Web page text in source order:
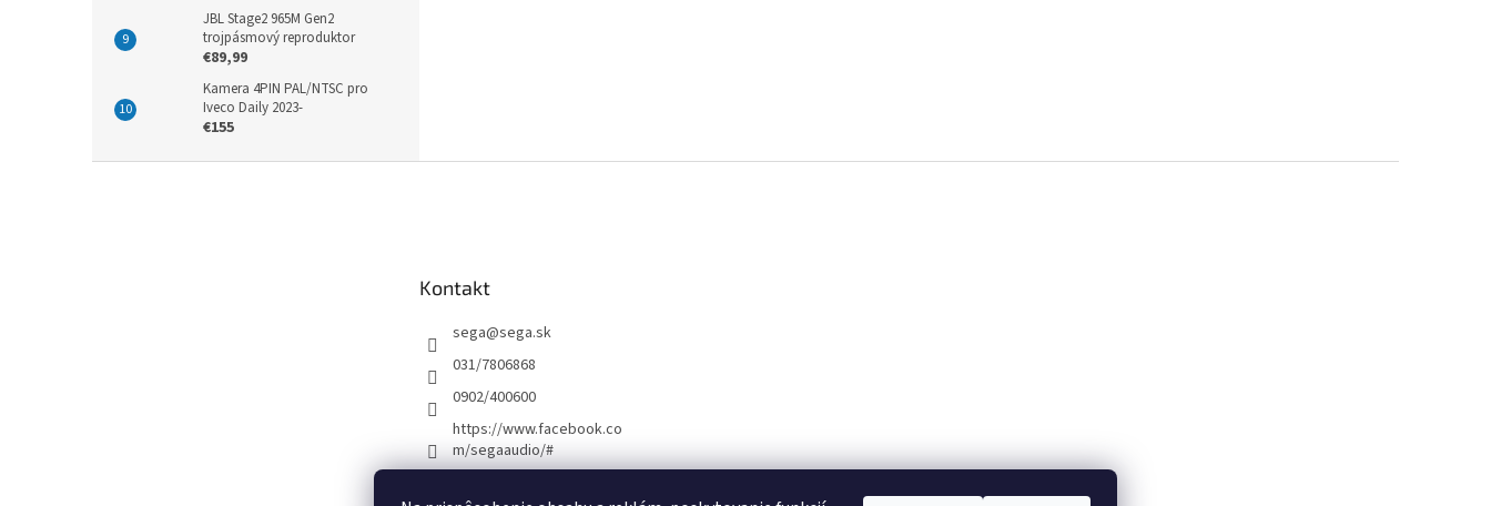
JBL Stage2 965M Gen2
trojpásmový reproduktor
€89,99
Kamera 4PIN PAL/NTSC pro
Iveco Daily 2023-
€155
Kontakt
sega@sega.sk
031/7806868
0902/400600
https://www.facebook.co
m/segaaudio/#